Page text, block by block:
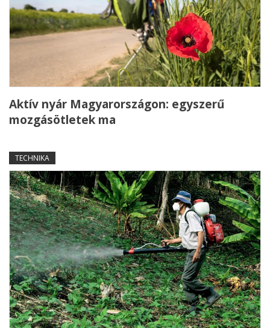
Aktív nyár Magyarországon: egyszerű
mozgásötletek ma
TECHNIKA